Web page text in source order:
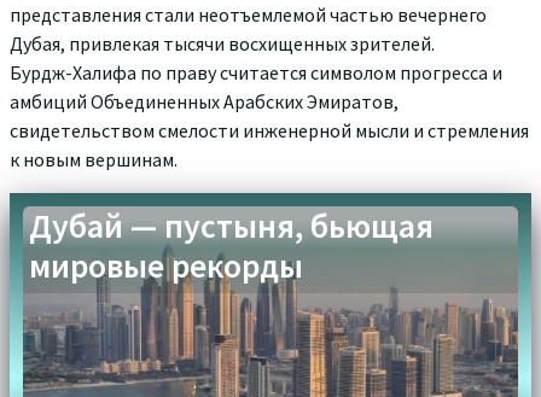
представления стали неотъемлемой частью вечернего
Дубая, привлекая тысячи восхищенных зрителей.
Бурдж-Халифа по праву считается символом прогресса и
амбиций Объединенных Арабских Эмиратов,
свидетельством смелости инженерной мысли и стремления
к новым вершинам.
Дубай — пустыня, бьющая
мировые рекорды